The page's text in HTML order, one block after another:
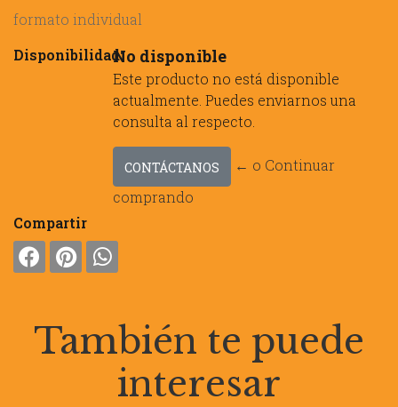
formato individual
Disponibilidad:No disponible
Este producto no está disponible
actualmente. Puedes enviarnos una
consulta al respecto.
CONTÁCTANOS
← o Continuar
comprando
Compartir
También te puede
interesar